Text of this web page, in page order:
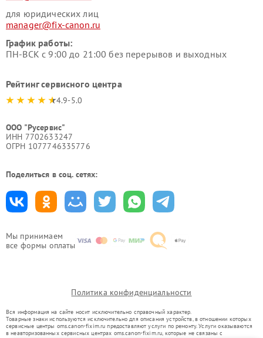
Мы принимаем
все формы оплаты
для юридических лиц
manager@fix-canon.ru
График работы:
ПН-ВСК с 9:00 до 21:00 без перерывов и выходных
Рейтинг сервисного центра
4.9-5.0
ООО "Русервис"
ИНН 7702633247
ОГРН 1077746335776
Поделиться в соц. сетях:
Политика конфиденциальности
Вся информация на сайте носит исключительно справочный характер.
Товарные знаки используются исключительно для описания устройств, в отношении которых
сервисные центры oms.canon-fixim.ru предоставляют услуги по ремонту. Услуги оказываются
в неавторизованных сервисных центрах oms.canon-fixim.ru, которые не связаны с